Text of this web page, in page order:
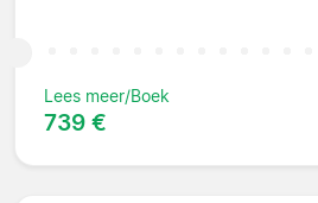
Lees meer/Boek
739 €